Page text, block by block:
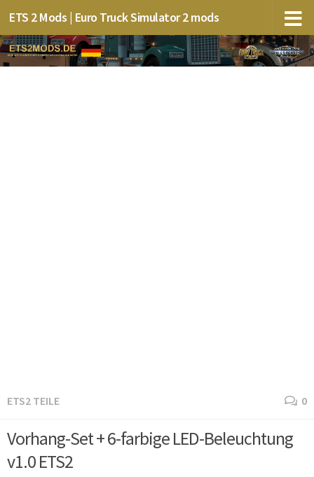
ETS 2 Mods | Euro Truck Simulator 2 mods
ETS2 TEILE 0
Vorhang-Set + 6-farbige LED-Beleuchtung
v1.0 ETS2